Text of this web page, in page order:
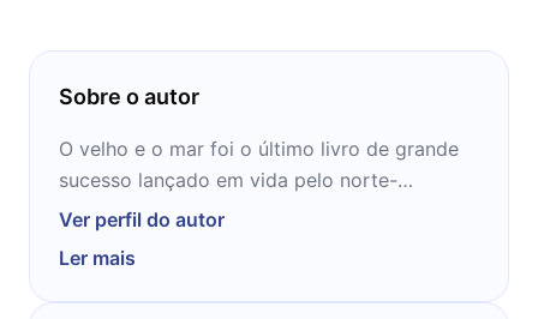
Sobre o autor
O velho e o mar foi o último livro de grande
sucesso lançado em vida pelo norte-
americano Ernest Hemingway, vencedor do
clássicos como Por quem os sinos dobram e
Paris é uma festa, o componente trágico é
Ver perfil do autor
Ler mais